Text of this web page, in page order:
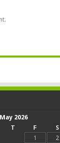
May 2026
T F S
1
2